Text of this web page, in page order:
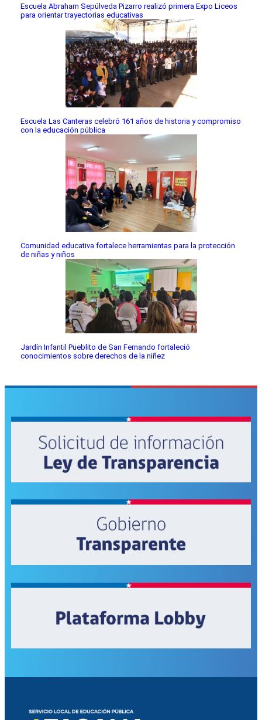
Escuela Abraham Sepúlveda Pizarro realizó primera Expo Liceos
para orientar trayectorias educativas
Escuela Las Canteras celebró 161 años de historia y compromiso
con la educación pública
Comunidad educativa fortalece herramientas para la protección
de niñas y niños
Jardín Infantil Pueblito de San Fernando fortaleció
conocimientos sobre derechos de la niñez